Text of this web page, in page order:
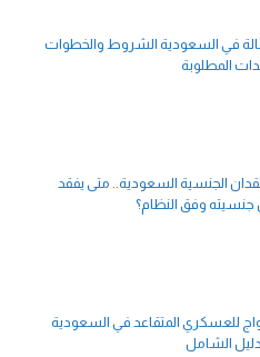
في السعودية الشروط والخطوات
المطلوبة
الجنسية السعودية.. متى يفقد
جنسيته وفق النظام؟
للعسكري المتقاعد في السعودية